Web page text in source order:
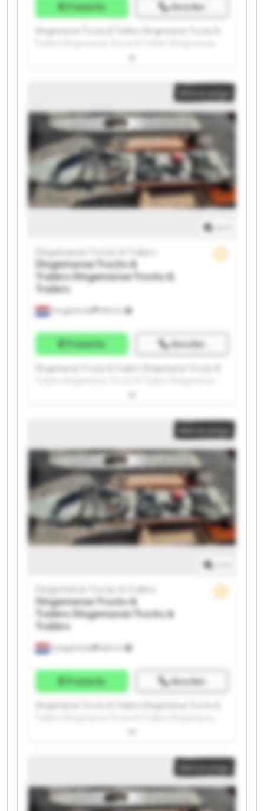
Preisinfo Anrufen
Dingemanse Trucks & Trailers Dingemanse Trucks &
Trucks & Trailers Dingemanse Trucks & Trailers
Trailers Dingemanse Trucks & Trailers Dingemanse
Trucks & Trailers Dingemanse Trucks & Trailers
Dingemanse Trucks & Trailers Dingemanse Trucks &
Trailers Dingemanse Trucks & Trailers Dingemanse
Trucks & Trailers Dingemanse Trucks & Trailers
Dingemanse Trucks & Trailers Dingemanse Trucks &
Trailers Dingemanse Trucks & Trailers Dingemanse
Trucks & Trailers Dingemanse Trucks & Trailers
Kleinanzeige
Hoogerheide
Dingemanse Trucks & Trailers
Dingemanse Trucks &
Trailers Dingemanse Trucks &
Trailers
Preisinfo Anrufen
Dingemanse Trucks & Trailers Dingemanse Trucks &
Trucks & Trailers Dingemanse Trucks & Trailers
Trailers Dingemanse Trucks & Trailers Dingemanse
Trucks & Trailers Dingemanse Trucks & Trailers
Dingemanse Trucks & Trailers Dingemanse Trucks &
Trailers Dingemanse Trucks & Trailers Dingemanse
Trucks & Trailers Dingemanse Trucks & Trailers
Dingemanse Trucks & Trailers Dingemanse Trucks &
Trailers Dingemanse Trucks & Trailers Dingemanse
Trucks & Trailers Dingemanse Trucks & Trailers
Kleinanzeige
Hoogerheide
Dingemanse Trucks & Trailers
Dingemanse Trucks &
Trailers Dingemanse Trucks &
Trailers
Preisinfo Anrufen
Dingemanse Trucks & Trailers Dingemanse Trucks &
Trucks & Trailers Dingemanse Trucks & Trailers
Trailers Dingemanse Trucks & Trailers Dingemanse
Trucks & Trailers Dingemanse Trucks & Trailers
Dingemanse Trucks & Trailers Dingemanse Trucks &
Trailers Dingemanse Trucks & Trailers Dingemanse
Trucks & Trailers Dingemanse Trucks & Trailers
Kleinanzeige